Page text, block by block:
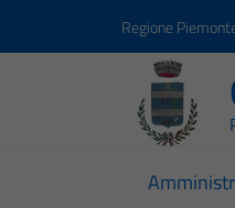
Regione